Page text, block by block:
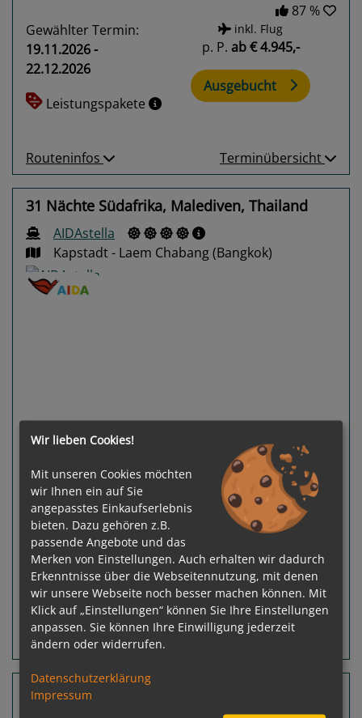
87 %
Gewählter Termin:
19.11.2026 -
22.12.2026
Leistungspakete
inkl. Flug
p. P. ab€ 4.945,-
Ausgebucht
Routeninfos Terminübersicht
31 Nächte Südafrika, Malediven, Thailand
AIDAstella
Kapstadt - Laem Chabang (Bangkok)
87 %
Gewählter Termin:
20.11.2026 -
21.12.2026
Leistungspakete
ab€ 3.095,-
Ausgebucht
Routeninfos
24 Nächte Seychellen, Sri Lanka, Malaysia
Wir lieben Cookies!
Mit unseren Cookies möchten
wir Ihnen ein auf Sie
angepasstes Einkaufserlebnis
bieten. Dazu gehören z.B.
passende Angebote und das
Merken von Einstellungen. Auch erhalten wir dadurch
Erkenntnisse über die Webseitennutzung, mit denen
wir unsere Webseite noch besser machen können. Mit
Klick auf „Einstellungen“ können Sie Ihre Einstellungen
anpassen. Sie können Ihre Einwilligung jederzeit
ändern oder widerrufen.
Datenschutzerklärung
Impressum